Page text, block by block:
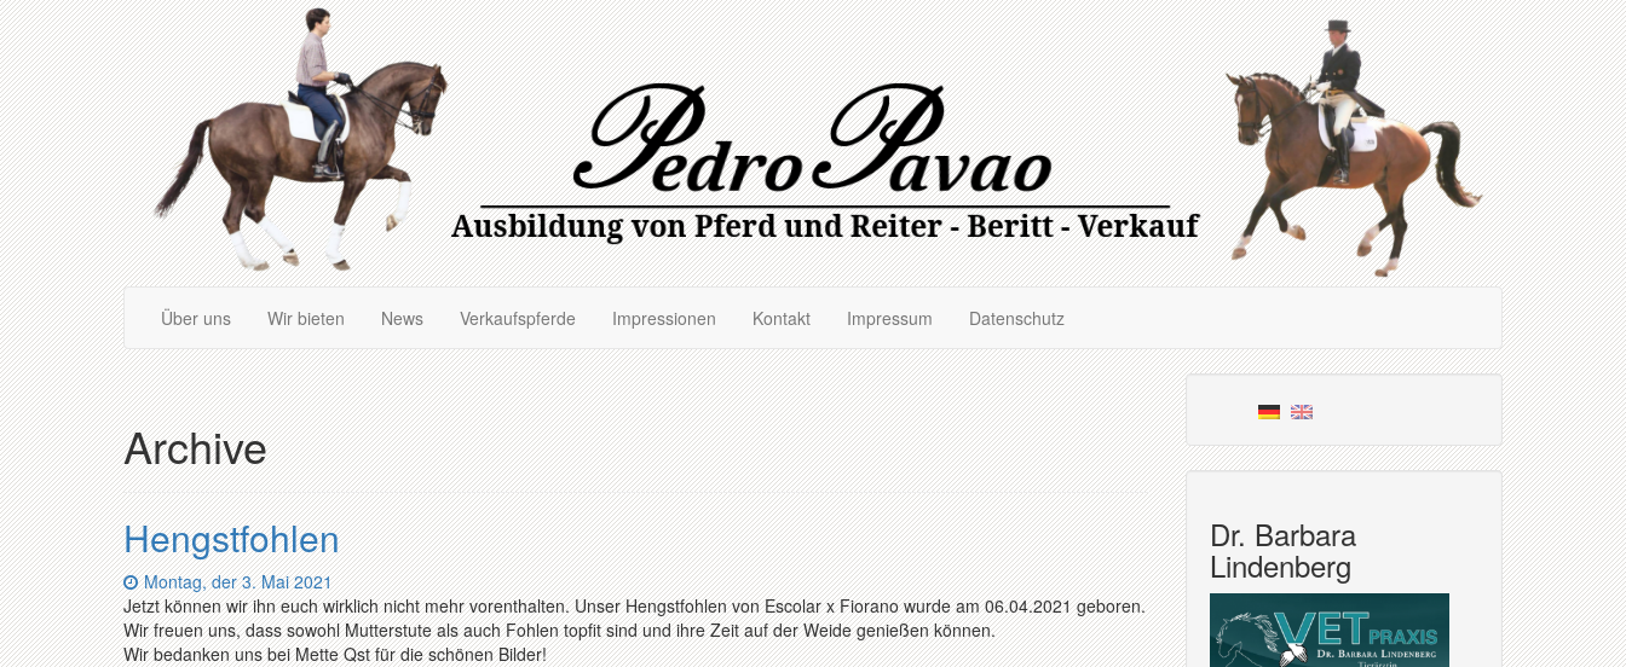
Zum
Hauptinhalt
springen
Über uns Wir bieten News Verkaufspferde Impressionen Kontakt Impressum Datenschutz
Archive
Hengstfohlen
Datum:
Montag, der 3. Mai 2021
Jetzt können wir ihn euch wirklich nicht mehr vorenthalten. Unser Hengstfohlen von Escolar x Fiorano wurde am 06.04.2021 geboren.
Wir freuen uns, dass sowohl Mutterstute als auch Fohlen topfit sind und ihre Zeit auf der Weide genießen können.
Wir bedanken uns bei Mette Qst für die schönen Bilder!
Dr. Barbara
Lindenberg